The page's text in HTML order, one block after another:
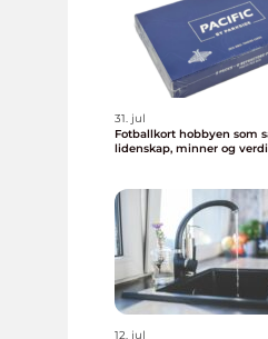
31. jul
Fotballkort hobbyen som samler
lidenskap, minner og verdi
12. jul